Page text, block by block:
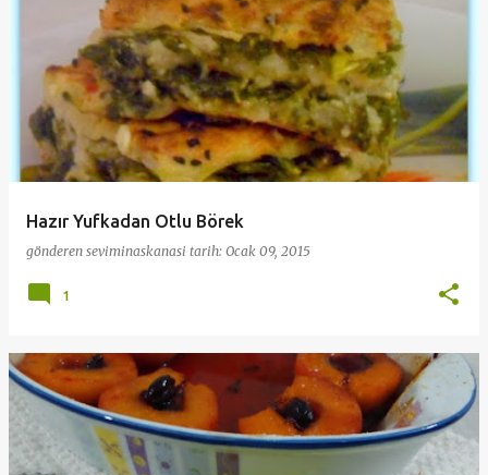
Hazır Yufkadan Otlu Börek
gönderen seviminaskanasi tarih: Ocak 09, 2015
1